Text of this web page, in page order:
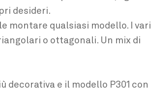
desideri.
montare qualsiasi modello. I vari
o ottagonali. Un mix di
decorativa e il modello P301 con